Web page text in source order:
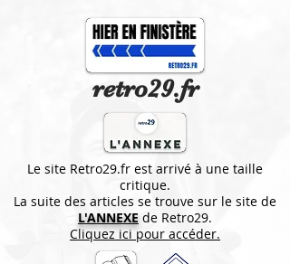
retro29.fr
Le site Retro29.fr est arrivé à une taille
critique.
La suite des articles se trouve sur le site de
L'ANNEXE de Retro29.
Cliquez ici pour accéder.